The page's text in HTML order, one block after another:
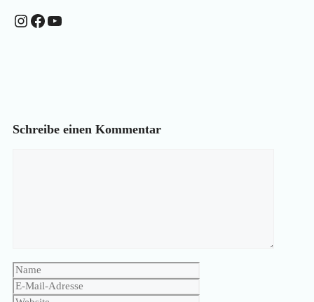
Instagram
Facebook
YouTube
Schreibe einen Kommentar
Name
Mail-